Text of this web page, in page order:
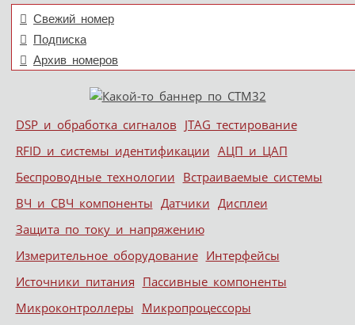
Свежий номер
Подписка
Архив номеров
Меню
Skip to content
DSP и обработка сигналов JTAG тестирование
RFID и системы идентификации АЦП и ЦАП
Беспроводные технологии Встраиваемые системы
ВЧ и СВЧ компоненты Датчики Дисплеи
Защита по току и напряжению
Измерительное оборудование Интерфейсы
Источники питания Пассивные компоненты
Микроконтроллеры Микропроцессоры